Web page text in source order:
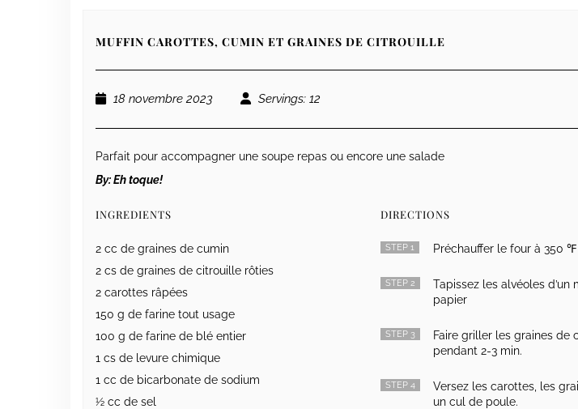
MUFFIN CAROTTES, CUMIN ET GRAINES DE CITROUILLE
18 novembre 2023 Servings: 12
Parfait pour accompagner une soupe repas ou encore une salade
By:Eh toque!
INGREDIENTS
2 cc de graines de cumin
2 cs de graines de citrouille rôties
2 carottes râpées
150 g de farine tout usage
100 g de farine de blé entier
1 cs de levure chimique
1 cc de bicarbonate de sodium
½ cc de sel
DIRECTIONS
STEP 1 Préchauffer le four à 350
STEP 2
Tapissez les alvéoles
papier
STEP 3
Faire griller les graines de
pendant 2-3 min.
STEP 4
Versez les carottes, les
un cul de poule.